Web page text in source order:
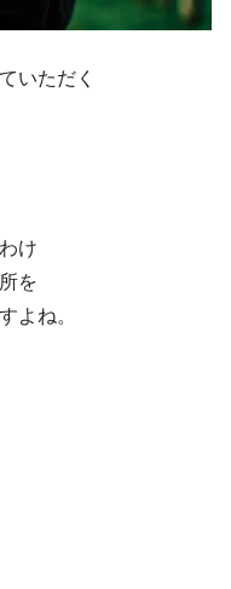
いただく
け
を
よね。